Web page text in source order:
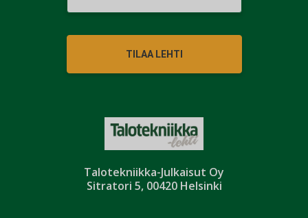
Talotekniikka-Julkaisut Oy
Sitratori 5, 00420 Helsinki
TILAA LEHTI